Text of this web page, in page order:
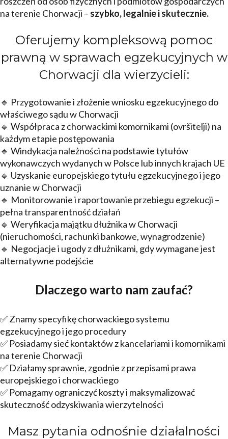
na terenie Chorwacji – szybko, legalnie i skutecznie.
Oferujemy kompleksową pomoc
prawną w sprawach egzekucyjnych w
Chorwacji dla wierzycieli:
🔹 Przygotowanie i złożenie wniosku egzekucyjnego do
właściwego sądu w Chorwacji
🔹 Współpraca z chorwackimi komornikami (ovršitelji) na
każdym etapie postępowania
🔹 Windykacja należności na podstawie tytułów
wykonawczych wydanych w Polsce lub innych krajach UE
🔹 Uzyskanie europejskiego tytułu egzekucyjnego i jego
uznanie w Chorwacji
🔹 Monitorowanie i raportowanie przebiegu egzekucji –
pełna transparentność działań
🔹 Weryfikacja majątku dłużnika w Chorwacji
(nieruchomości, rachunki bankowe, wynagrodzenie)
🔹 Negocjacje i ugody z dłużnikami, gdy wymagane jest
alternatywne podejście
Dlaczego warto nam zaufać?
✅ Znamy specyfikę chorwackiego systemu
egzekucyjnego i jego procedury
✅ Posiadamy sieć kontaktów z kancelariami i komornikami
na terenie Chorwacji
✅ Działamy sprawnie, zgodnie z przepisami prawa
europejskiego i chorwackiego
✅ Pomagamy ograniczyć koszty i maksymalizować
skuteczność odzyskiwania wierzytelności
Masz pytania odnośnie działalności